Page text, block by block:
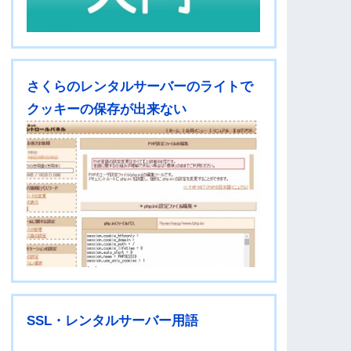
さくらのレンタルサーバーのライトで
クッキーの保存が出来ない
SSL・レンタルサーバー用語